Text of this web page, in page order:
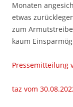
Monaten
etwas
zum
kaum
Pressemitteilung
taz vom